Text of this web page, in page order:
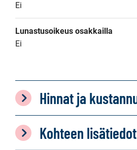
Ei
Lunastusoikeus osakkailla
Ei
Hinnat ja
Kohteen lisätiedot